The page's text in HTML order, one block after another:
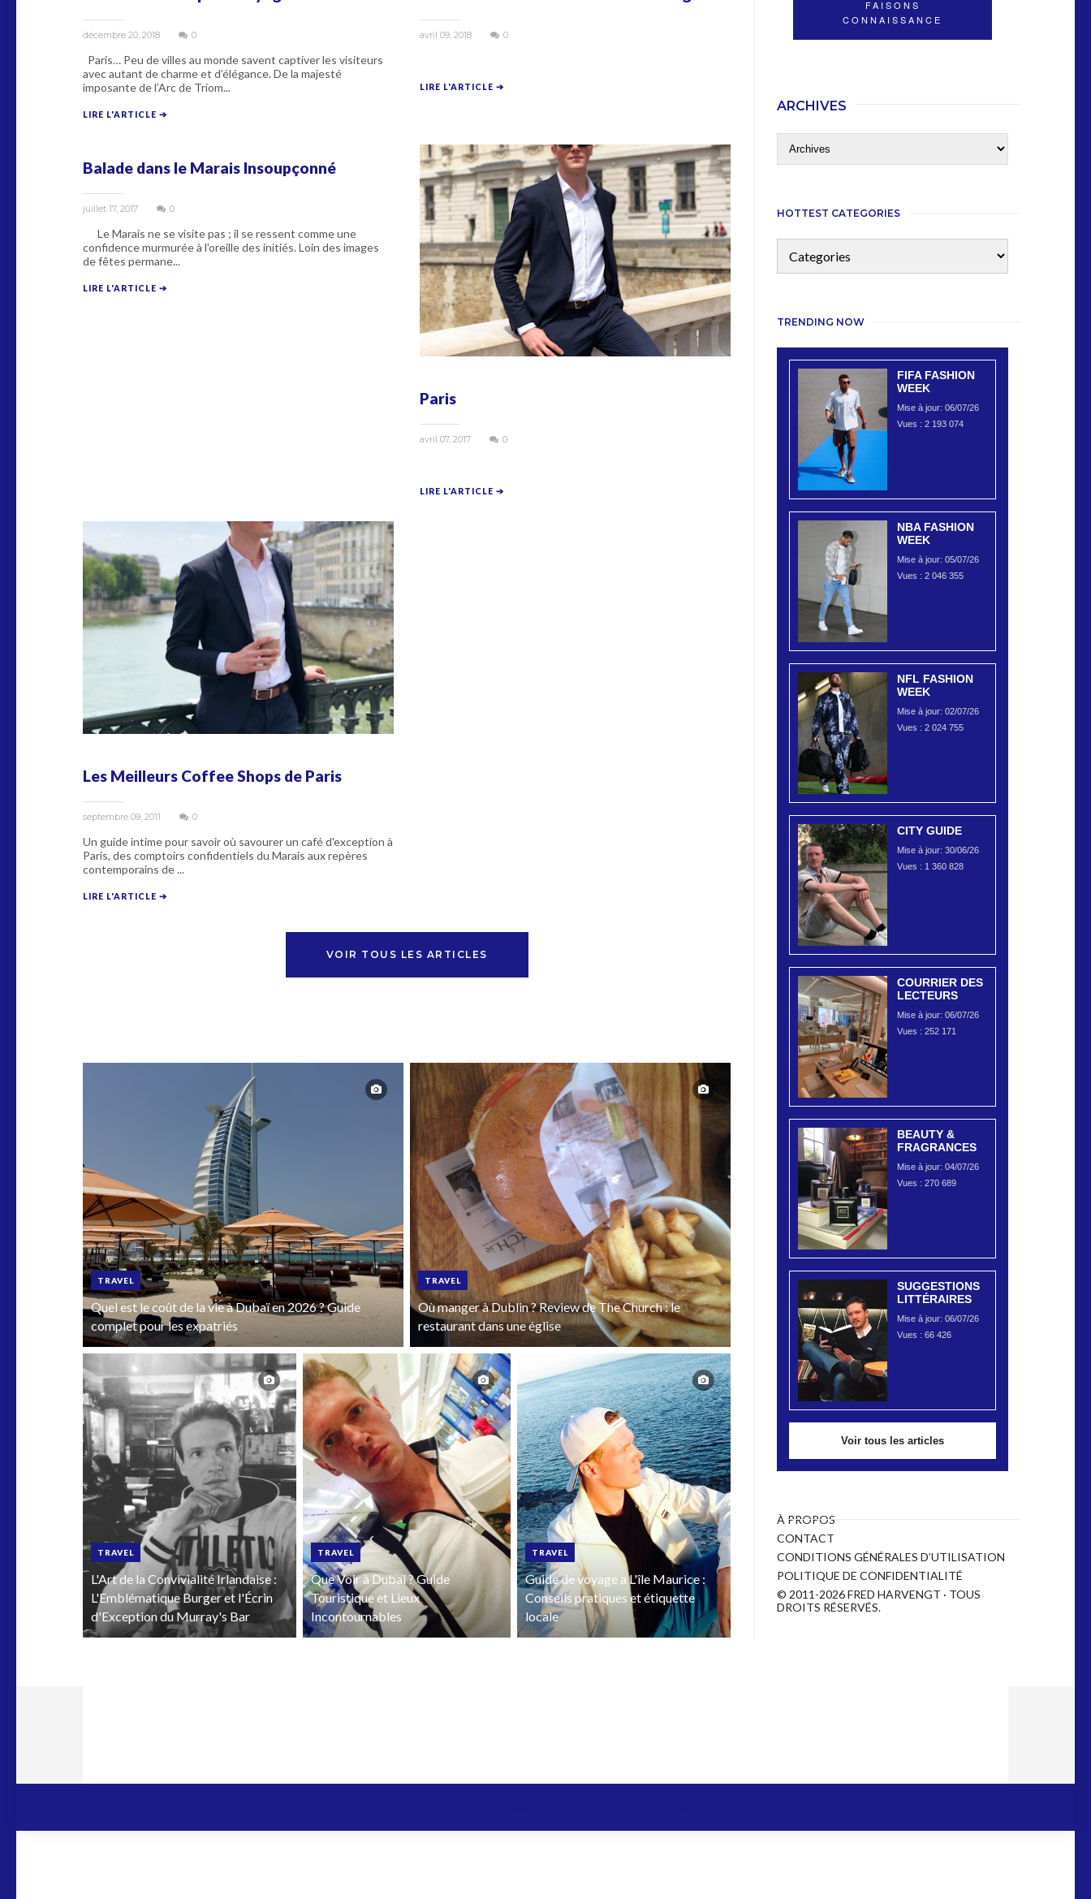
décembre 20, 2018 0
Paris… Peu de villes au monde savent captiver les visiteurs
avec autant de charme et d’élégance. De la majesté
imposante de l’Arc de Triom...
LIRE L'ARTICLE ➔
avril 09, 2018 0
LIRE L'ARTICLE ➔
Balade dans le Marais Insoupçonné
juillet 17, 2017 0
Le Marais ne se visite pas ; il se ressent comme une
confidence murmurée à l'oreille des initiés. Loin des images
de fêtes permane...
LIRE L'ARTICLE ➔
Paris
avril 07, 2017 0
LIRE L'ARTICLE ➔
Les Meilleurs Coffee Shops de Paris
septembre 09, 2011 0
Un guide intime pour savoir où savourer un café d'exception à
Paris, des comptoirs confidentiels du Marais aux repères
contemporains de ...
LIRE L'ARTICLE ➔
VOIR TOUS LES ARTICLES
TRAVEL
Quel est le coût de la vie à Dubaï en 2026 ? Guide
complet pour les expatriés
TRAVEL
Où manger à Dublin ? Review de The Church : le
restaurant dans une église
TRAVEL
L'Art de la Convivialité Irlandaise :
L'Emblématique Burger et l'Écrin
d'Exception du Murray's Bar
TRAVEL
Que Voir à Dubaï ? Guide
Touristique et Lieux
Incontournables
TRAVEL
Guide de voyage a L'île Maurice :
Conseils pratiques et étiquette
locale
FAISONS
CONNAISSANCE
ARCHIVES
HOTTEST CATEGORIES
TRENDING NOW
FIFA FASHION
WEEK
Mise à jour: 06/07/26
Vues : 2 193 074
NBA FASHION
WEEK
Mise à jour: 05/07/26
Vues : 2 046 355
NFL FASHION
WEEK
Mise à jour: 02/07/26
Vues : 2 024 755
CITY GUIDE
Mise à jour: 30/06/26
Vues : 1 360 828
COURRIER DES
LECTEURS
Mise à jour: 06/07/26
Vues : 252 171
BEAUTY &
FRAGRANCES
Mise à jour: 04/07/26
Vues : 270 689
SUGGESTIONS
LITTÉRAIRES
Mise à jour: 06/07/26
Vues : 66 426
Voir tous les articles
À PROPOS
CONTACT
CONDITIONS GÉNÉRALES D’UTILISATION
POLITIQUE DE CONFIDENTIALITÉ
© 2011-2026 FRED HARVENGT · TOUS
DROITS RÉSERVÉS.